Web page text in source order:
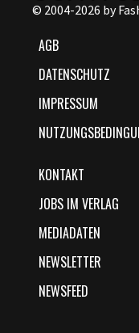
© 2004-2026 by
AGB
DATENSCHUTZ
IMPRESSUM
KONTAKT
JOBS IM VERLAG
MEDIADATEN
NEWSLETTER
NEWSFEED